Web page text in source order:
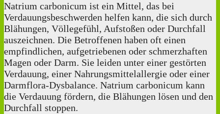
Natrium carbonicum ist ein Mittel, das bei
Verdauungsbeschwerden helfen kann, die sich durch
Blähungen, Völlegefühl, Aufstoßen oder Durchfall
auszeichnen. Die Betroffenen haben oft einen
empfindlichen, aufgetriebenen oder schmerzhaften
Magen oder Darm. Sie leiden unter einer gestörten
Verdauung, einer Nahrungsmittelallergie oder einer
Darmflora-Dysbalance. Natrium carbonicum kann
die Verdauung fördern, die Blähungen lösen und den
Durchfall stoppen.